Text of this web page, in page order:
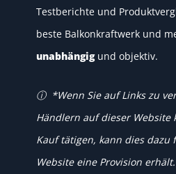
Testberichte und
beste Balkonkraftwerk und
unabhängigund objektiv.
ⓘ *Wenn Sie auf Links zu
Händlern auf dieser Website
Kauf tätigen, kann dies dazu
Website eine Provision